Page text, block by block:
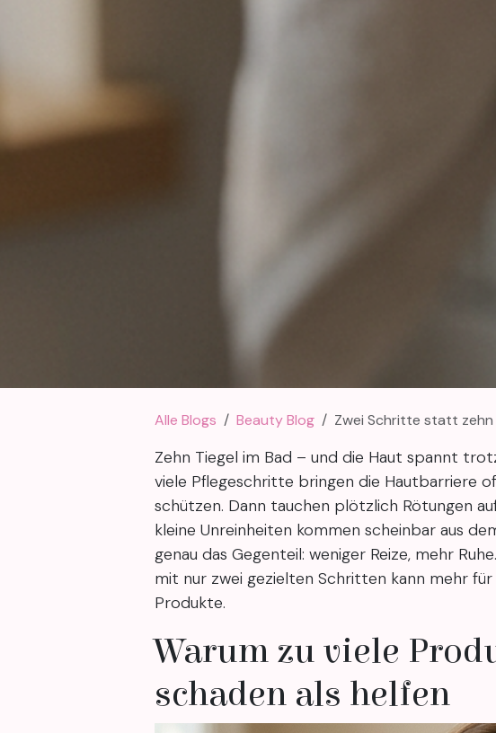
Alle Blogs Beauty Blog Zwei Schritte statt zehn
Zehn Tiegel im Bad – und die Haut spannt
viele Pflegeschritte bringen die Hautbarriere
schützen. Dann tauchen plötzlich Rötungen
kleine Unreinheiten kommen scheinbar aus
genau das Gegenteil: weniger Reize, mehr
mit nur zwei gezielten Schritten kann mehr
Produkte.
Warum zu viele
schaden als helfen